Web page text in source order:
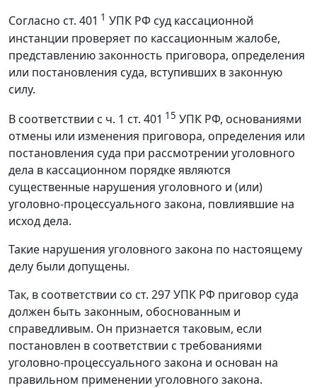
Согласно ст. 401 1 УПК РФ суд кассационной
инстанции проверяет по кассационным жалобе,
представлению законность приговора, определения
или постановления суда, вступивших в законную
силу.
В соответствии с ч. 1 ст. 401 15 УПК РФ, основаниями
отмены или изменения приговора, определения или
постановления суда при рассмотрении уголовного
дела в кассационном порядке являются
существенные нарушения уголовного и (или)
уголовно-процессуального закона, повлиявшие на
исход дела.
Такие нарушения уголовного закона по настоящему
делу были допущены.
Так, в соответствии со ст. 297 УПК РФ приговор суда
должен быть законным, обоснованным и
справедливым. Он признается таковым, если
постановлен в соответствии с требованиями
уголовно-процессуального закона и основан на
правильном применении уголовного закона.